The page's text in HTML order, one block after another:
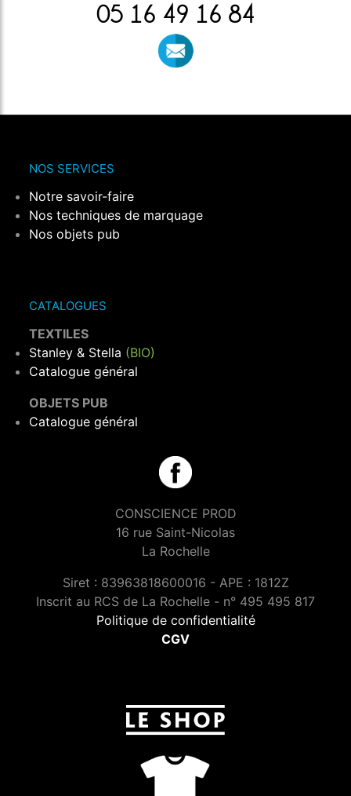
05 16 49 16 84
NOS SERVICES
Notre savoir-faire
Nos techniques de marquage
Nos objets pub
CATALOGUES
TEXTILES
Stanley & Stella (BIO)
Catalogue général
OBJETS PUB
Catalogue général
CONSCIENCE PROD
16 rue Saint-Nicolas
La Rochelle
Siret : 83963818600016 - APE : 1812Z
Inscrit au RCS de La Rochelle - n° 495 495 817
Politique de confidentialité
CGV